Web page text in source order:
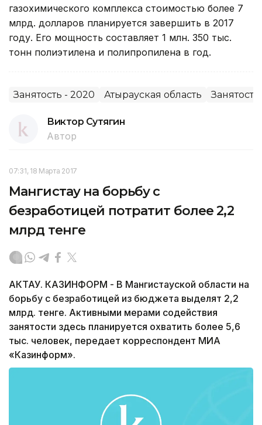
газохимического комплекса стоимостью более 7
млрд. долларов планируется завершить в 2017
году. Его мощность составляет 1 млн. 350 тыс.
тонн полиэтилена и полипропилена в год.
Занятость - 2020 Атырауская область Занятость
Виктор Сутягин
Автор
07:31, 18 Марта 2017
Мангистау на борьбу с
безработицей потратит более 2,2
млрд тенге
АКТАУ. КАЗИНФОРМ - В Мангистауской области на
борьбу с безработицей из бюджета выделят 2,2
млрд. тенге. Активными мерами содействия
занятости здесь планируется охватить более 5,6
тыс. человек, передает корреспондент МИА
«Казинформ».